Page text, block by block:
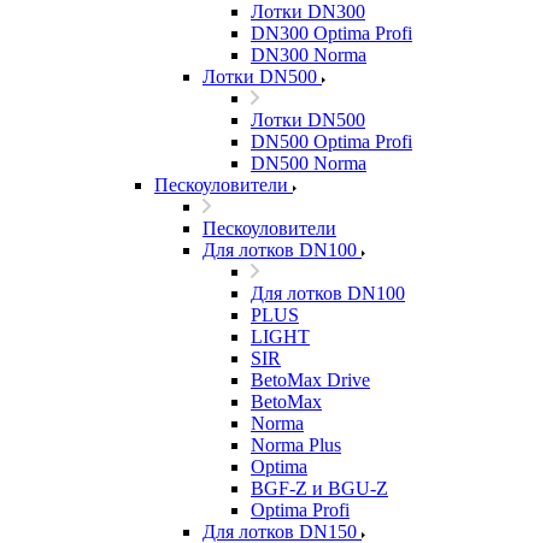
Лотки DN300
DN300 Optima Profi
DN300 Norma
Лотки DN500
Лотки DN500
DN500 Optima Profi
DN500 Norma
Пескоуловители
Пескоуловители
Для лотков DN100
Для лотков DN100
PLUS
LIGHT
SIR
BetoMax Drive
BetoMax
Norma
Norma Plus
Optima
BGF-Z и BGU-Z
Optima Profi
Для лотков DN150